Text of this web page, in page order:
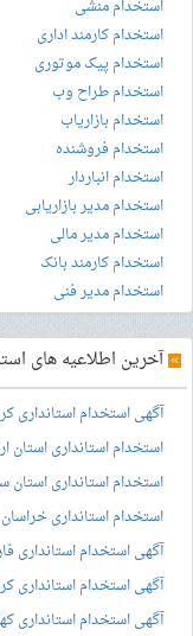
استخدام منشی
استخدام کارمند اداری
استخدام پیک موتوری
استخدام طراح وب
استخدام بازاریاب
استخدام فروشنده
استخدام انباردار
استخدام مدیر بازاریابی
استخدام مدیر مالی
استخدام کارمند بانک
استخدام مدیر فنی
»آخرین اطلاعیه های
آگهی استخدام استانداری
استخدام استانداری استان
استخدام استانداری استان
استخدام استانداری
آگهی استخدام استانداری
آگهی استخدام استانداری
آگهی استخدام استانداری